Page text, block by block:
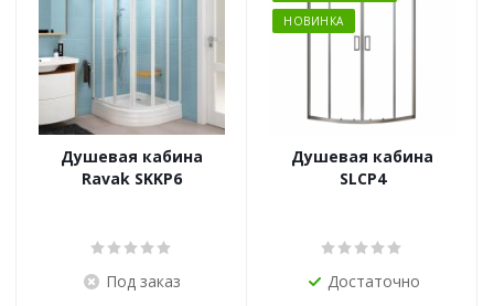
Душевая кабина
Ravak SKKP6
Под заказ
НОВИНКА
Душевая кабина
SLCP4
Достаточно